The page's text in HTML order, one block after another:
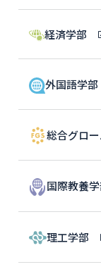
経済学部
外国語学部
総合グロ
国際教養
理工学部